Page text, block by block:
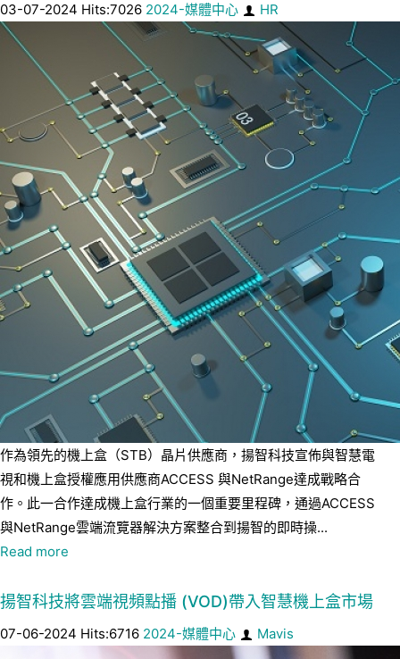
03-07-2024 Hits:7026 2024-媒體中心 HR
作為領先的機上盒（STB）晶片供應商，揚智科技宣佈與智慧電
視和機上盒授權應用供應商ACCESS 與NetRange達成戰略合
作。此一合作達成機上盒行業的一個重要里程碑，通過ACCESS
與NetRange雲端流覽器解決方案整合到揚智的即時操...
Read more
揚智科技將雲端視頻點播 (VOD)帶入智慧機上盒市場
07-06-2024 Hits:6716 2024-媒體中心 Mavis